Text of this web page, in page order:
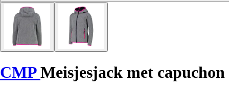
CMPMeisjesjack met capuchon